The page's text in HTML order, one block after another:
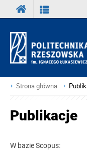
Strona główna
Publikacje
W bazie Scopus: